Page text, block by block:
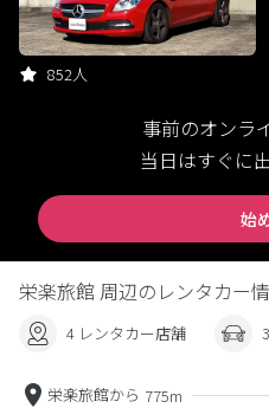
852人
事前のオンラ
当日はすぐに
始
栄楽旅館 周辺のレンタカー
4 レンタカー店舗
栄楽旅館から 775m